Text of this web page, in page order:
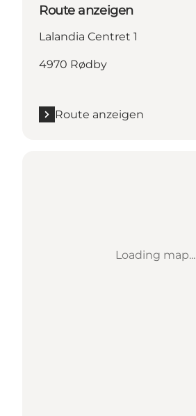
Route anzeigen
Lalandia Centret 1
4970 Rødby
Route anzeigen
Loading map...